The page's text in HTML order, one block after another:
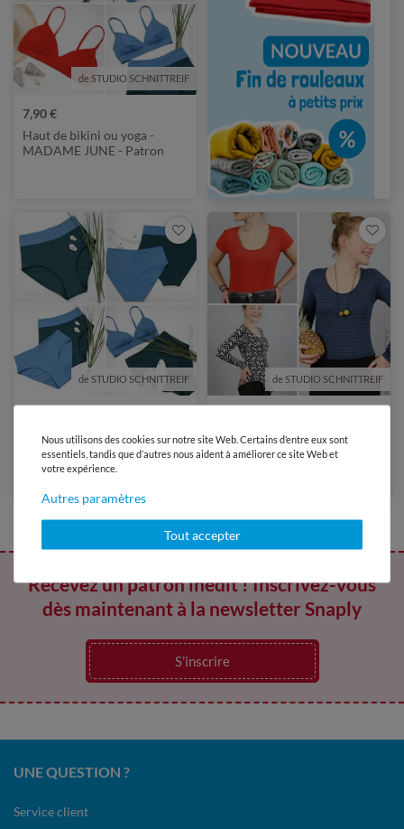
de STUDIO SCHNITTREIF
7,90 €
Haut de bikini ou yoga -
MADAME JUNE - Patron
de STUDIO SCHNITTREIF
Bas de bikini ou culotte taille
haute - MADAME APRIL -
Patron numérique
de STUDIO SCHNITTREIF
Body - MADAME BECKY -
Patron numérique
Recevez un patron inédit ! Inscrivez-vous
dès maintenant à la newsletter Snaply
S’inscrire
Nous utilisons des cookies sur notre site Web. Certains d’entre eux sont
essentiels, tandis que d’autres nous aident à améliorer ce site Web et
votre expérience.
Autres paramètres
Tout accepter
UNE QUESTION ?
Service client